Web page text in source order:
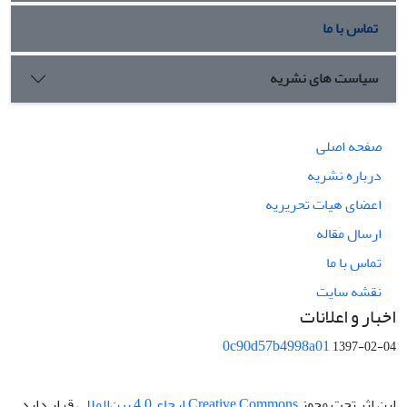
تماس با ما
سیاست های نشریه
صفحه اصلی
درباره نشریه
اعضای هیات تحریریه
ارسال مقاله
تماس با ما
نقشه سایت
اخبار و اعلانات
0c90d57b4998a011397-02-04